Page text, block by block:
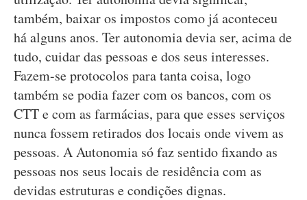
também, baixar os impostos como já aconteceu
há alguns anos. Ter autonomia devia ser, acima de
tudo, cuidar das pessoas e dos seus interesses.
Fazem-se protocolos para tanta coisa, logo
também se podia fazer com os bancos, com os
CTT e com as farmácias, para que esses serviços
nunca fossem retirados dos locais onde vivem as
pessoas. A Autonomia só faz sentido fixando as
pessoas nos seus locais de residência com as
devidas estruturas e condições dignas.